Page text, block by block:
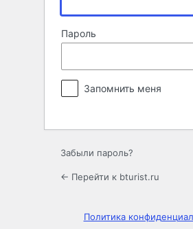
Пароль
Запомнить меня
Забыли пароль?
← Перейти к bturist.ru
Политика